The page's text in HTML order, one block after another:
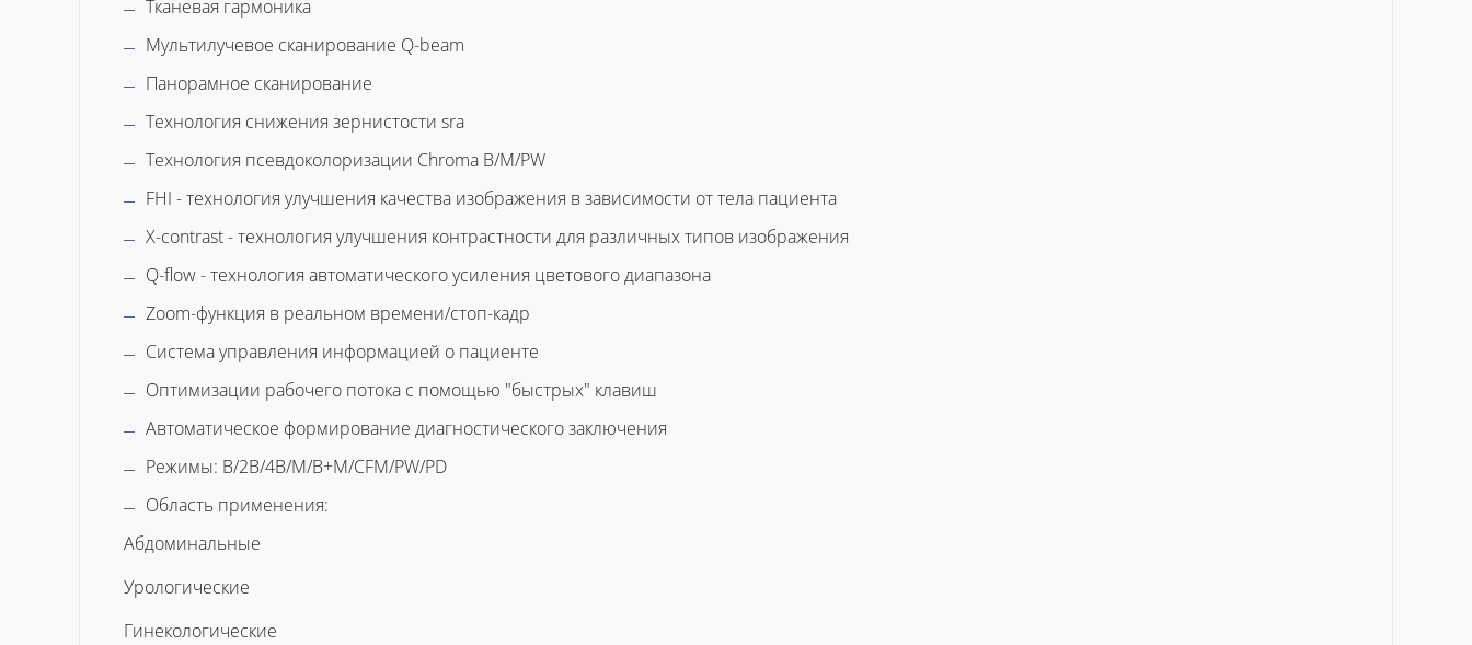
Тканевая гармоника
Мультилучевое сканирование Q-beam
Панорамное сканирование
Технология снижения зернистости sra
Технология псевдоколоризации Chroma B/M/PW
FHI - технология улучшения качества изображения в зависимости от тела пациента
X-contrast - технология улучшения контрастности для различных типов изображения
Q-flow - технология автоматического усиления цветового диапазона
Zoom-функция в реальном времени/стоп-кадр
Система управления информацией о пациенте
Оптимизации рабочего потока с помощью "быстрых" клавиш
Автоматическое формирование диагностического заключения
Режимы: B/2B/4B/M/B+M/CFM/PW/PD
Область применения:
Абдоминальные
Урологические
Гинекологические